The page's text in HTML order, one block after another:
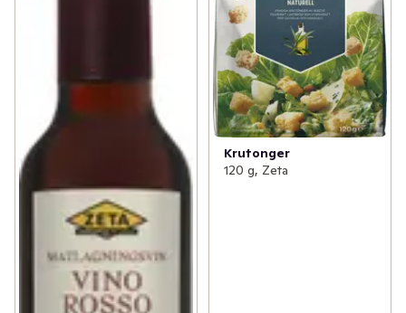
Krutonger
120 g, Zeta